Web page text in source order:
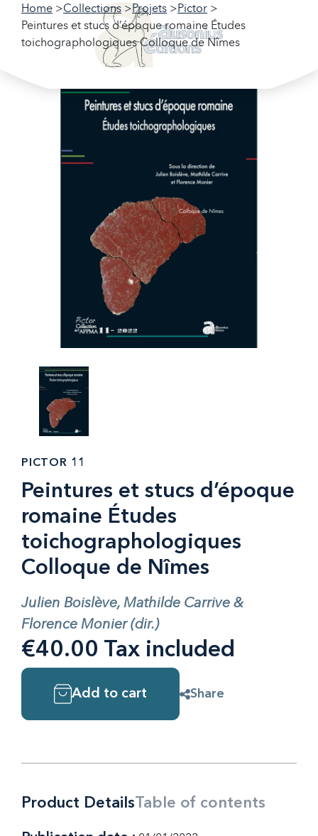
Home Collections Projets
Pictor
Peintures et stucs d’époque romaine Études
toichographologiques Colloque de Nîmes
PICTOR 11
Peintures et stucs d’époque
romaine Études
toichographologiques
Colloque de Nîmes
Julien Boislève, Mathilde Carrive &
Florence Monier (dir.)
€40.00 Tax included
Add to cart Share
Product DetailsTable of contents